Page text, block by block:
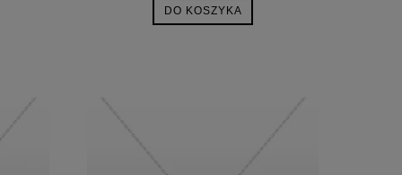
DO KOSZYKA